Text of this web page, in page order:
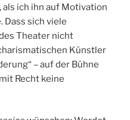
ich ihn auf Motivation
Dass sich viele
Theater nicht
Künstler
– auf der Bühne
Recht keine